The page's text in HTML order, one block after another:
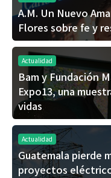
A.M. Un Nuevo
Flores sobre fe y
Actualidad
Bam y Fundación
Expo13, una
vidas
Actualidad
Guatemala pierde
proyectos